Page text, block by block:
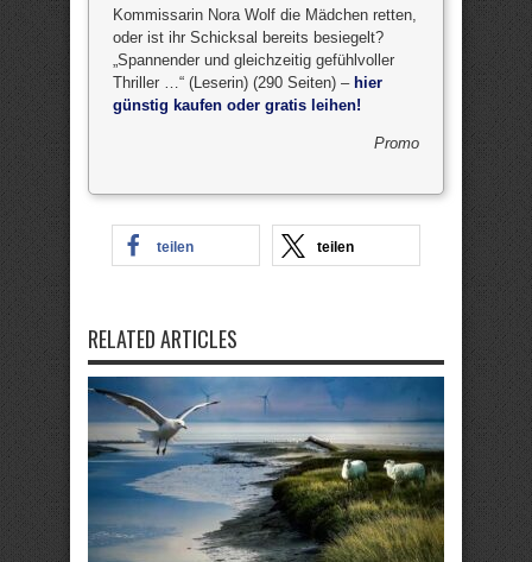
Kommissarin Nora Wolf die Mädchen retten,
oder ist ihr Schicksal bereits besiegelt?
„Spannender und gleichzeitig gefühlvoller
Thriller …“ (Leserin) (290 Seiten) – hier
günstig kaufen oder gratis leihen!
Promo
teilen teilen
RELATED ARTICLES